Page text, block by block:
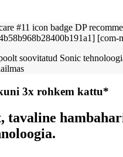
soovitatud Sonic
3x rohkem kattu*
tavaline